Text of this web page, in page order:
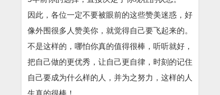
因此，各位一定不要被眼前的这些赞美迷惑，好
像外围很多人赞美你，就觉得自己要飞起来的。
不是这样的，哪怕你真的值得很棒，听听就好，
把自己做的更优秀，让自己更自律，时刻的记住
自己要成为什么样的人，并为之努力，这样的人
生真的很棒！